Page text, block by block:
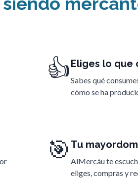
👍Eliges lo que
Sabes qué
cómo se ha
🎯 Tu
AlMercáu te
eliges, compras y